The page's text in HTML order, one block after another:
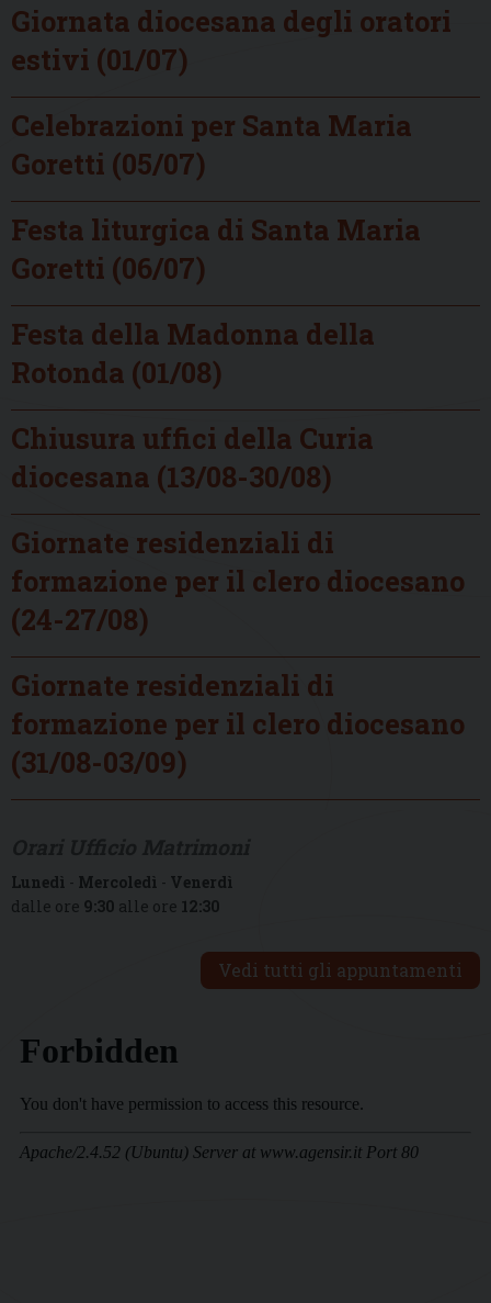
Giornata diocesana degli oratori
estivi (01/07)
Celebrazioni per Santa Maria
Goretti (05/07)
Festa liturgica di Santa Maria
Goretti (06/07)
Festa della Madonna della
Rotonda (01/08)
Chiusura uffici della Curia
diocesana (13/08-30/08)
Giornate residenziali di
formazione per il clero diocesano
(24-27/08)
Giornate residenziali di
formazione per il clero diocesano
(31/08-03/09)
Lunedì - Mercoledì - Venerdì
dalle ore 9:30 alle ore 12:30
Vedi tutti gli appuntamenti